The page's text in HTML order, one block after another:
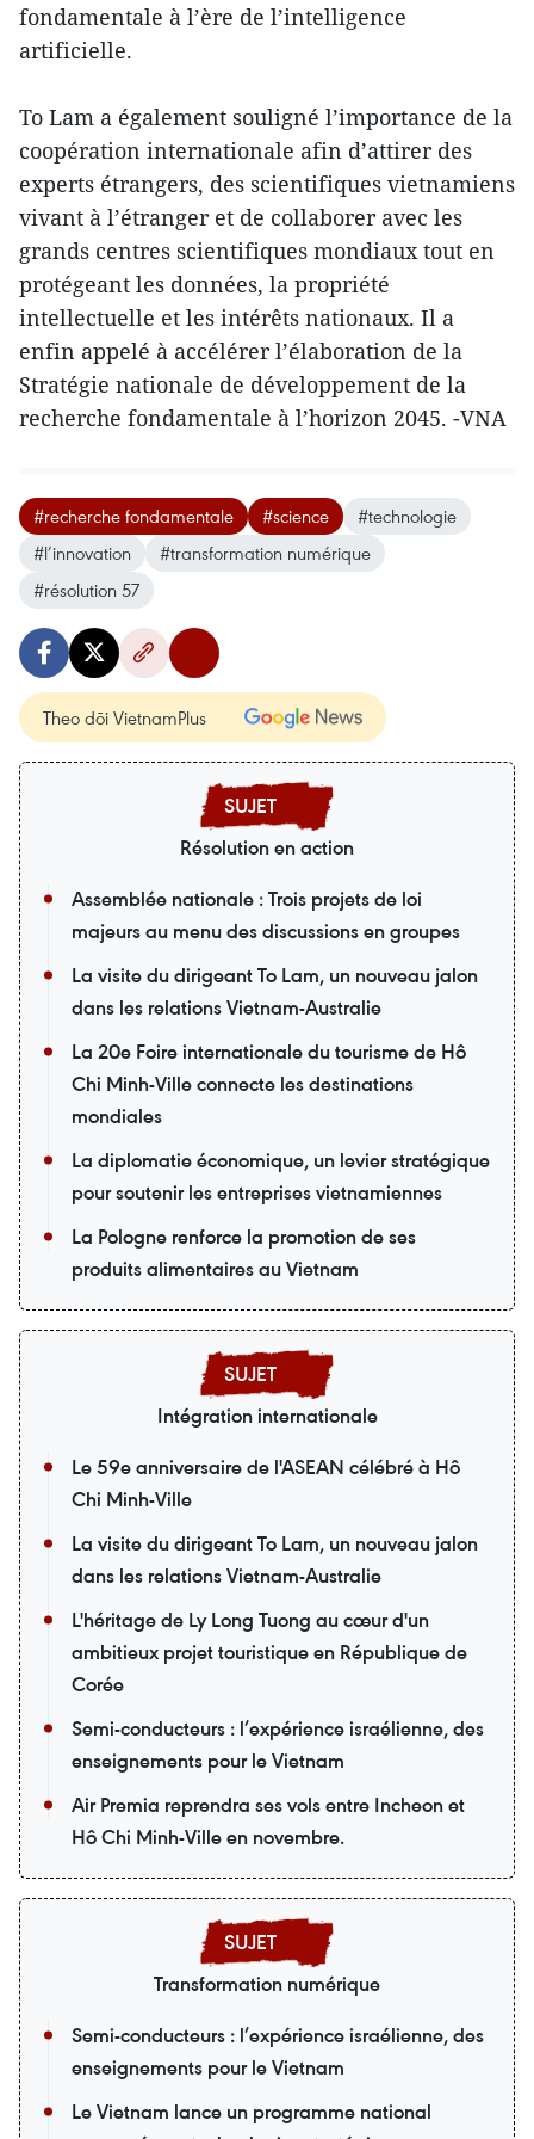
fondamentale à l’ère de l’intelligence
artificielle.
To Lam a également souligné l’importance de la
coopération internationale afin d’attirer des
experts étrangers, des scientifiques vietnamiens
vivant à l’étranger et de collaborer avec les
grands centres scientifiques mondiaux tout en
protégeant les données, la propriété
intellectuelle et les intérêts nationaux. Il a
enfin appelé à accélérer l’élaboration de la
Stratégie nationale de développement de la
recherche fondamentale à l’horizon 2045. -VNA
#recherche fondamentale #science
#technologie
#l’innovation
#transformation numérique
#résolution 57
Theo dõi VietnamPlus
Résolution en action
Assemblée nationale : Trois projets de loi
majeurs au menu des discussions en groupes
La visite du dirigeant To Lam, un nouveau jalon
dans les relations Vietnam-Australie
La 20e Foire internationale du tourisme de Hô
Chi Minh-Ville connecte les destinations
mondiales
La diplomatie économique, un levier stratégique
pour soutenir les entreprises vietnamiennes
La Pologne renforce la promotion de ses
produits alimentaires au Vietnam
Intégration internationale
Le 59e anniversaire de l'ASEAN célébré à Hô
Chi Minh-Ville
La visite du dirigeant To Lam, un nouveau jalon
dans les relations Vietnam-Australie
L'héritage de Ly Long Tuong au cœur d'un
ambitieux projet touristique en République de
Corée
Semi-conducteurs : l’expérience israélienne, des
enseignements pour le Vietnam
Air Premia reprendra ses vols entre Incheon et
Hô Chi Minh-Ville en novembre.
Transformation numérique
Semi-conducteurs : l’expérience israélienne, des
enseignements pour le Vietnam
Le Vietnam lance un programme national